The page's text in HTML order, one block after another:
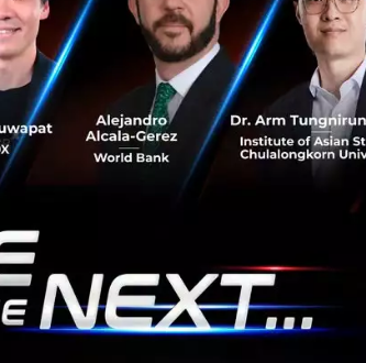
3 เรื่องที่ประเทศไทยต้อง Focus สร้างคน–
นวัตกรรม–ปฏิรูประบบราชการ เพื่อยกระดับขีดความ
สามารถประเทศ
นายอนุทิน ชาญวีรกูล นายกรัฐมนตรีและรัฐมนตรีว่าการ
กระทรวงมหาดไทย กล่าวปาฐกถาพิเศษในหัวข้อ “ฝ่าวิกฤติ
สิงหาคม 6, 2026
0
News ประเทศไทย เศรษฐกิจไทย